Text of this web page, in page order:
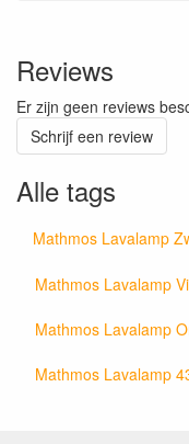
Reviews
Er zijn geen reviews
Schrijf een review
Alle tags
Mathmos Lavalamp
Mathmos Lavalamp
Mathmos Lavalamp
Mathmos Lavalamp